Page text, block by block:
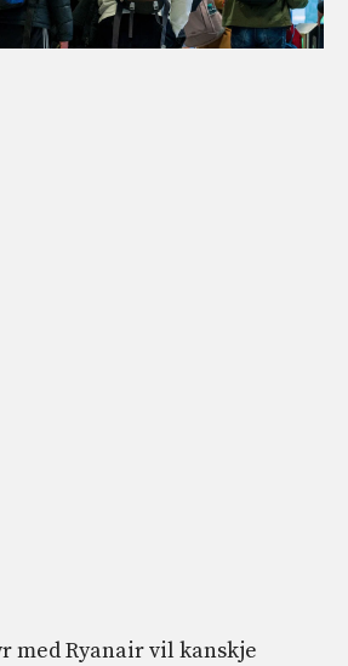
med Ryanair vil kanskje